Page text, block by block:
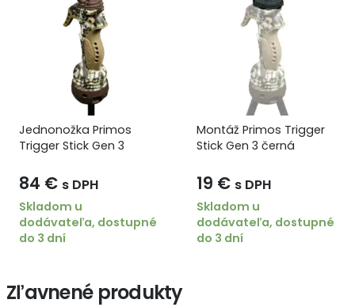
Montáž Primos Trigger
Stick Gen 3 černá
19 € s DPH
Skladom u
dodávateľa, dostupné
do 3 dní
Hikmicro Puzdro na
monokuláre
100 € s DPH
Skladom u
dodávateľa, dostupné
do 3 dní
Zľavnené produkty